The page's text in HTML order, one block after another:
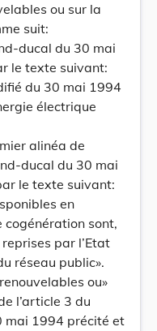
ou sur la
suit:
ducal du 30 mai
le texte suivant:
du 30 mai 1994
électrique
alinéa de
ducal du 30 mai
le texte suivant:
en
cogénération sont,
par l’Etat
réseau public».
ou»
l’article 3 du
mai 1994 précité et